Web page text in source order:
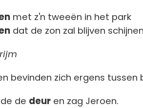
met z'n tweeën in het park
dat de zon zal blijven
bevinden zich ergens tussen
de deur en zag Jeroen.